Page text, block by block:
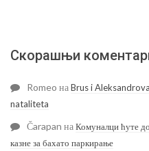
Скорашњи
Romeo наBrus i
nataliteta
Čarapan наКомуналци ћуте
казне за бахато паркирање